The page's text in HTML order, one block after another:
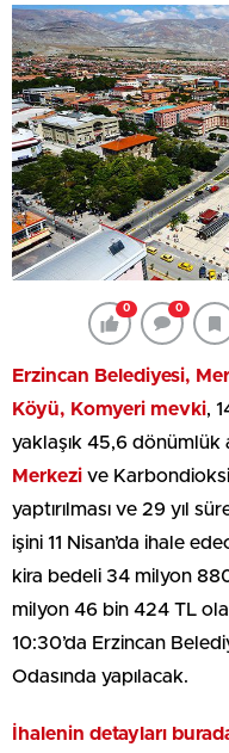
0 0
Erzincan Belediyesi,
Köyü, Komyeri mevki,
yaklaşık 45,6 dönümlük
Merkezi ve Karbondioksit
yaptırılması ve 29 yıl
işini 11 Nisan’da ihale
kira bedeli 34 milyon
milyon 46 bin 424 TL
10:30’da Erzincan
Odasında yapılacak.
İhalenin detayları